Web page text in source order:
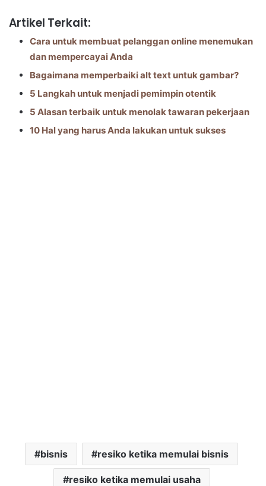
Artikel Terkait:
Cara untuk membuat pelanggan online menemukan
dan mempercayai Anda
Bagaimana memperbaiki alt text untuk gambar?
5 Langkah untuk menjadi pemimpin otentik
5 Alasan terbaik untuk menolak tawaran pekerjaan
10 Hal yang harus Anda lakukan untuk sukses
bisnis resiko ketika memulai bisnis
resiko ketika memulai usaha